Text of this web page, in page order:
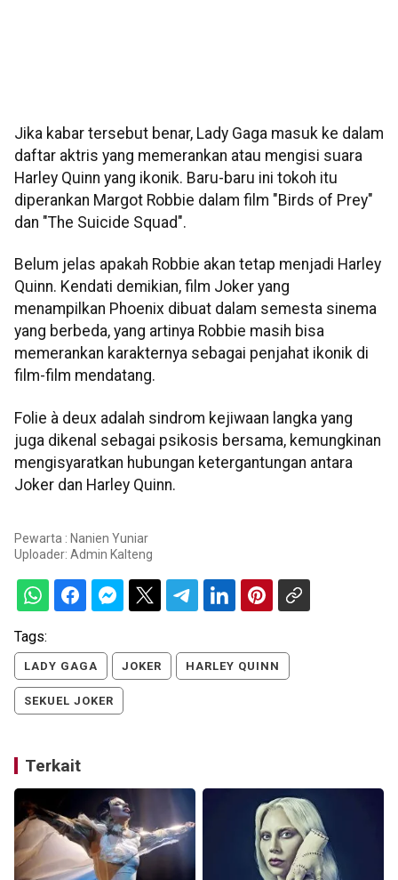
Jika kabar tersebut benar, Lady Gaga masuk ke dalam
daftar aktris yang memerankan atau mengisi suara
Harley Quinn yang ikonik. Baru-baru ini tokoh itu
diperankan Margot Robbie dalam film "Birds of Prey"
dan "The Suicide Squad".
Belum jelas apakah Robbie akan tetap menjadi Harley
Quinn. Kendati demikian, film Joker yang
menampilkan Phoenix dibuat dalam semesta sinema
yang berbeda, yang artinya Robbie masih bisa
memerankan karakternya sebagai penjahat ikonik di
film-film mendatang.
Folie à deux adalah sindrom kejiwaan langka yang
juga dikenal sebagai psikosis bersama, kemungkinan
mengisyaratkan hubungan ketergantungan antara
Joker dan Harley Quinn.
Pewarta : Nanien Yuniar
Uploader: Admin Kalteng
Tags:
LADY GAGA JOKER HARLEY QUINN
SEKUEL JOKER
Terkait